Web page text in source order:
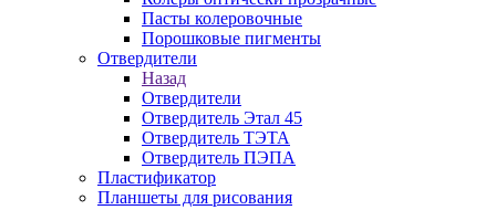
Пасты колеровочные
Порошковые пигменты
Отвердители
Назад
Отвердители
Отвердитель Этал 45
Отвердитель ТЭТА
Отвердитель ПЭПА
Пластификатор
Планшеты для рисования